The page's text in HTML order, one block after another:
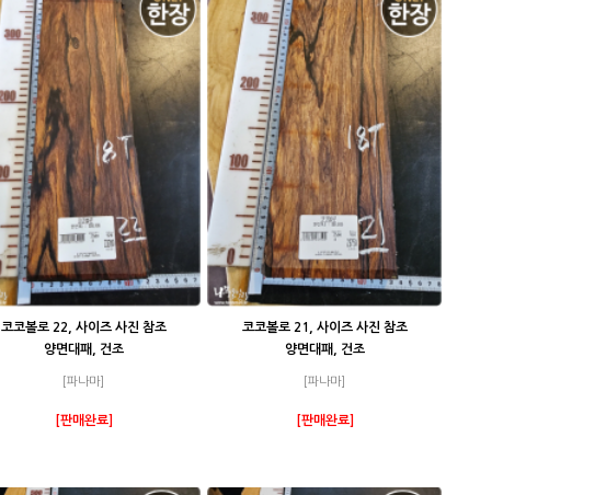
코코볼로 22, 사이즈 사진 참조
양면대패, 건조
[파나마]
[판매완료]
코코볼로 21, 사이즈 사진 참조
양면대패, 건조
[파나마]
[판매완료]